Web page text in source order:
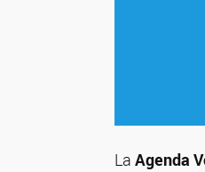
La Agenda